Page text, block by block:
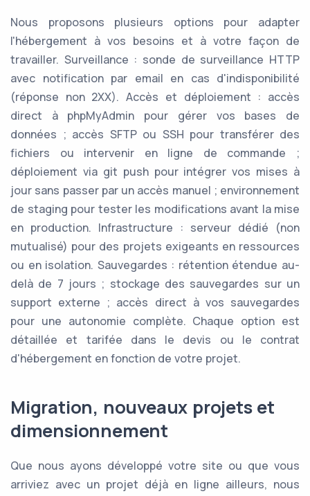
Nous proposons plusieurs options pour adapter
l'hébergement à vos besoins et à votre façon de
travailler. Surveillance : sonde de surveillance HTTP
avec notification par email en cas d'indisponibilité
(réponse non 2XX). Accès et déploiement : accès
direct à phpMyAdmin pour gérer vos bases de
données ; accès SFTP ou SSH pour transférer des
fichiers ou intervenir en ligne de commande ;
déploiement via git push pour intégrer vos mises à
jour sans passer par un accès manuel ; environnement
de staging pour tester les modifications avant la mise
en production. Infrastructure : serveur dédié (non
mutualisé) pour des projets exigeants en ressources
ou en isolation. Sauvegardes : rétention étendue au-
delà de 7 jours ; stockage des sauvegardes sur un
support externe ; accès direct à vos sauvegardes
pour une autonomie complète. Chaque option est
détaillée et tarifée dans le devis ou le contrat
d'hébergement en fonction de votre projet.
Migration, nouveaux projets et
dimensionnement
Que nous ayons développé votre site ou que vous
arriviez avec un projet déjà en ligne ailleurs, nous